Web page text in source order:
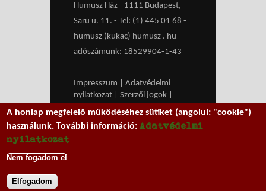
Humusz Ház - 1111 Budapest,
Saru u. 11. - Tel: (1) 445 01 68 -
humusz (kukac) humusz . hu -
adószámunk: 18529904-1-43
Impresszum
Adatvédelmi
nyilatkozat
Szerzői jogok
Médiaajánlat
RSS HU| EN
A honlap megfelelő működéséhez sütiket (angolul: "cookie")
használunk. További információ:Adatvédelmi
nyilatkozat
Nem fogadom el
Elfogadom